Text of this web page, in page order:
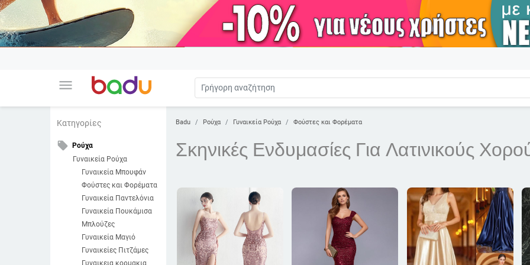
menu
Κατηγορίες
local_offer
Ρούχα
Γυναικεία Ρούχα
Γυναικεία Μπουφάν
Φούστες και Φορέματα
Γυναικεία Παντελόνια
Γυναικεία Πουκάμισα
Μπλούζες
Γυναικεία Μαγιό
Γυναικείες Πιτζάμες
Γυναικεια κορμακια
Badu Ρούχα Γυναικεία Ρούχα Φούστες και Φορέματα
Σκηνικές Ενδυμασίες Για Λατινικούς